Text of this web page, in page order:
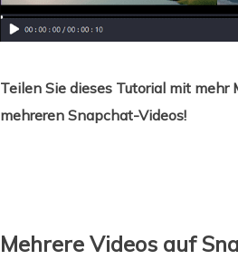
Teilen Sie dieses Tutorial mit
mehreren Snapchat-Videos!
Mehrere Videos auf